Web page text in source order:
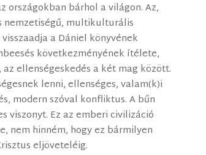
bárhol a világon. Az,
nemzetiségű, multikulturális
a Dániel könyvének
következményének ítélete,
ellenségeskedés a két mag között.
lenni, ellenséges, valam(k)i
modern szóval konfliktus. A bűn
viszonyt. Ez az emberi civilizáció
nem hinném, hogy ez bármilyen
eljöveteléig.